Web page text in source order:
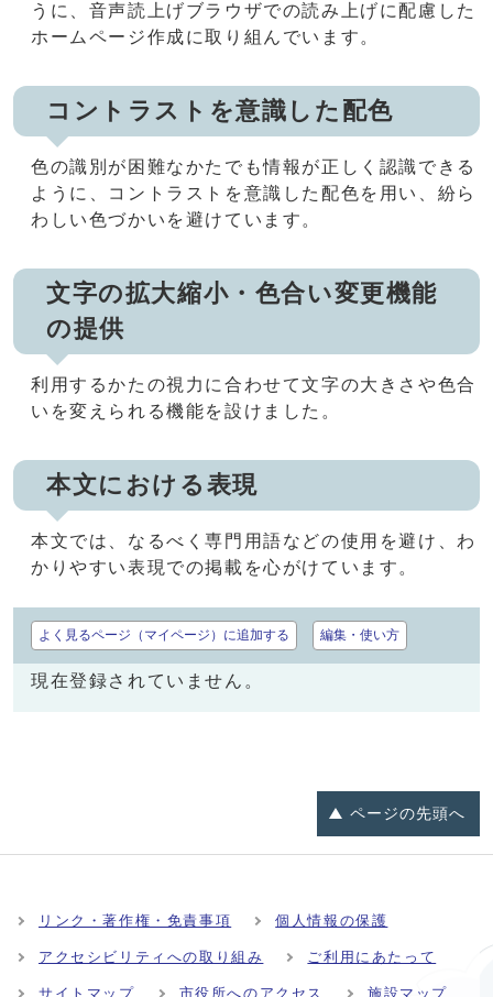
うに、音声読上げブラウザでの読み上げに配慮した
ホームページ作成に取り組んでいます。
コントラストを意識した配色
色の識別が困難なかたでも情報が正しく認識できる
ように、コントラストを意識した配色を用い、紛ら
わしい色づかいを避けています。
文字の拡大縮小・色合い変更機能
の提供
利用するかたの視力に合わせて文字の大きさや色合
いを変えられる機能を設けました。
本文における表現
本文では、なるべく専門用語などの使用を避け、わ
かりやすい表現での掲載を心がけています。
よく見るページ（マイページ）に追加する 編集・使い方
現在登録されていません。
ページの先頭へ
リンク・著作権・免責事項 個人情報の保護
アクセシビリティへの取り組み ご利用にあたって
サイトマップ 市役所へのアクセス 施設マップ